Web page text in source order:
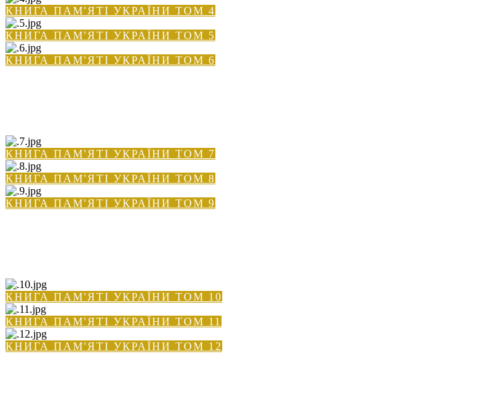
КНИГА ПАМ'ЯТІ УКРАЇНИ ТОМ 4
КНИГА ПАМ'ЯТІ УКРАЇНИ ТОМ 5
КНИГА ПАМ'ЯТІ УКРАЇНИ ТОМ 6
КНИГА ПАМ'ЯТІ УКРАЇНИ ТОМ 7
КНИГА ПАМ'ЯТІ УКРАЇНИ ТОМ 8
КНИГА ПАМ'ЯТІ УКРАЇНИ ТОМ 9
КНИГА ПАМ'ЯТІ УКРАЇНИ ТОМ 10
КНИГА ПАМ'ЯТІ УКРАЇНИ ТОМ 11
КНИГА ПАМ'ЯТІ УКРАЇНИ ТОМ 12